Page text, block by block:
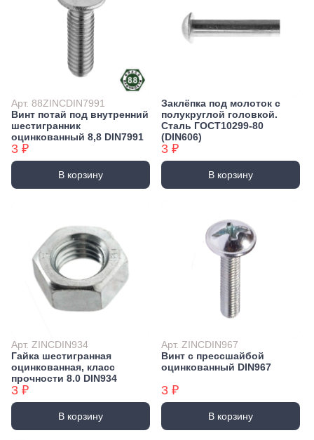
Арт. 88ZINCDIN7991
Винт потай под внутренний
шестигранник
оцинкованный 8,8 DIN7991
3 ₽
В корзину
Заклёпка под молоток с
полукруглой головкой.
Сталь ГОСТ10299-80
(DIN606)
3 ₽
В корзину
Арт. ZINCDIN934
Гайка шестигранная
оцинкованная, класс
прочности 8.0 DIN934
3 ₽
В корзину
Арт. ZINCDIN967
Винт с прессшайбой
оцинкованный DIN967
3 ₽
В корзину